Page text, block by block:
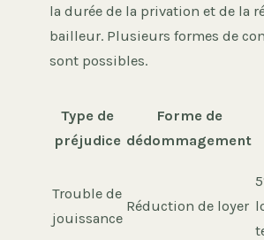
la durée de la privation et de la
bailleur. Plusieurs formes de
sont possibles.
Type de
préjudice
Forme de
dédommagement
Trouble de
jouissance
Réduction de loyer